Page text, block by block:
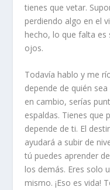
tienes que vetar.
perdiendo algo en el
hecho, lo que falta es
ojos.
Todavía hablo y me
depende de quién
en cambio, serías
espaldas. Tienes que
depende de ti. El
ayudará a subir de
tú puedes aprender
los demás. Eres solo
mismo. ¡Eso es vida!